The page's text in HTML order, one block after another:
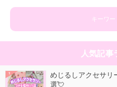
キーワー
人気記事
めじるしアクセサリ
選💘